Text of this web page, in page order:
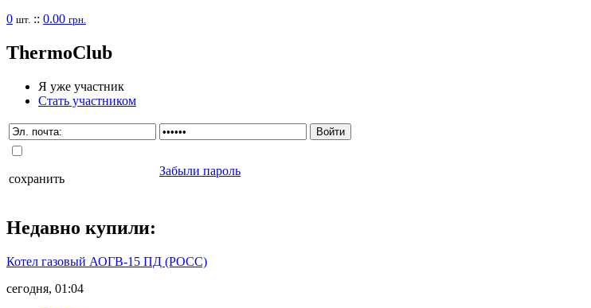
0 шт. :: 0.00 грн.
ThermoClub
Я уже участник
Стать участником
сохранить
Забыли пароль
Недавно купили:
Котел газовый АОГВ-15 ПД (РОСС)
сегодня, 01:04